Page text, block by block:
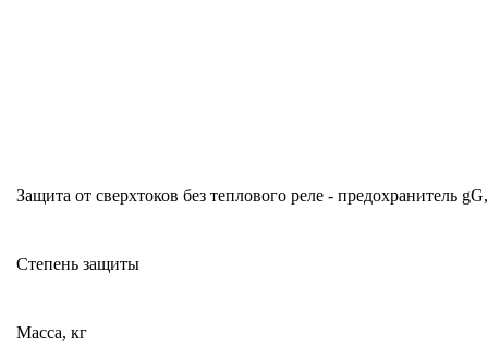
Защита от сверхтоков без теплового реле - предохранитель
Степень защиты
Масса, кг